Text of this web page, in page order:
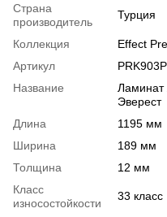
Страна
производитель
Турция
Коллекция
Effect
Артикул
PRK903P
Название
Ламинат
Эверест
Длина
1195 мм
Ширина
189 мм
Толщина
12 мм
Класс
износостойкости
33 класс